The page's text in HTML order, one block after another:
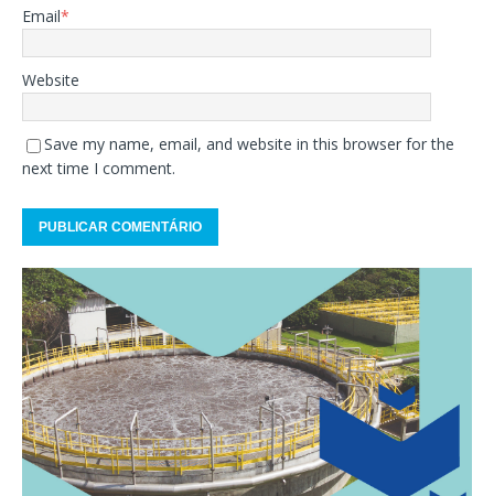
Email*
Website
Save my name, email, and website in this browser for the
next time I comment.